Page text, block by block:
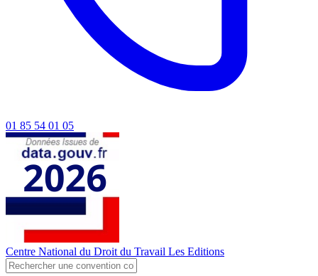
01 85 54 01 05
Centre National du Droit du Travail Les Editions